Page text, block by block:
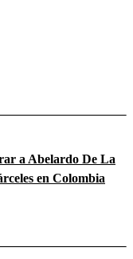
a Abelardo De La
en Colombia